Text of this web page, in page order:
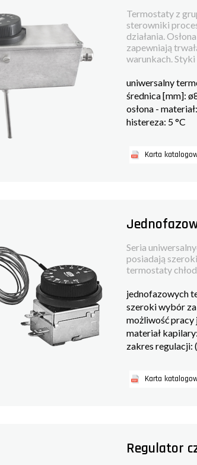
Termostaty z
sterowniki
działania.
zapewniają
warunkach. Styki
uniwersalny
średnica [mm]:
osłona -
histereza: 5 °C
Karta
Seria
posiadają
termostaty
jednofazowych
szeroki wybór
możliwość
materiał
zakres regulacji:
Karta
Regulator